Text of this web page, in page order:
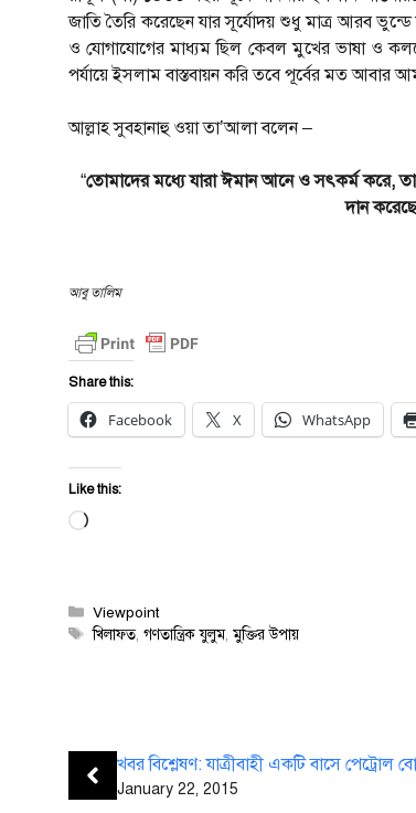
জাতি তৈরি করেছেন যার সূর্যোদয় শুধু মাত্র আরব ভুন্ডে
ও যোগাযোগের মাধ্যম ছিল কেবল মুখের ভাষা ও
পর্যায়ে ইসলাম বাস্তবায়ন করি তবে পূর্বের মত আবার
আল্লাহ সুবহানাহু ওয়া তা’আলা বলেন –
“তোমাদের মধ্যে যারা ঈমান আনে ও সৎকর্ম করে,
দান
আবু তালিম
Share this:
Facebook X WhatsApp
Like this:
Loading…
Categories
Viewpoint
Tags
খিলাফত, গণতান্ত্রিক যুলুম, মুক্তির উপায়
খবর বিশ্লেষণ: যাত্রীবাহী একটি বাসে পেট্রোল
January 22, 2015